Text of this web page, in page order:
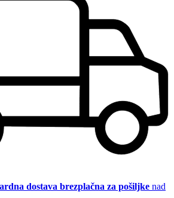
dostava brezplačna za pošiljke nad